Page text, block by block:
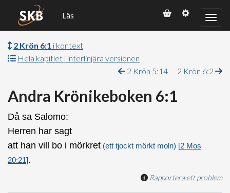
Läs
2 Krön 6:1 i kontext
Hela kapitlet i interlinjära versionen
2 Krön 5:14
2 Krön 6:2
Andra Krönikeboken 6:1
Då sa Salomo:
Herren har sagt
att han vill bo i mörkret (ett tjockt mörkt moln) [2 Mos
20:21].
Rapportera ett problem